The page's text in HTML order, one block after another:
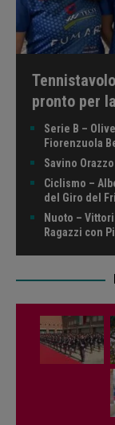
pronto per
Serie B –
Fiorenzuola
Savino
Ciclismo –
del Giro del
Nuoto –
Ragazzi con